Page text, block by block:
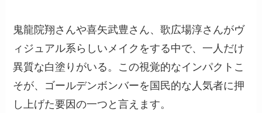
鬼龍院翔さんや喜矢武豊さん、歌広場淳さんがヴ
ィジュアル系らしいメイクをする中で、一人だけ
異質な白塗りがいる。この視覚的なインパクトこ
そが、ゴールデンボンバーを国民的な人気者に押
し上げた要因の一つと言えます。